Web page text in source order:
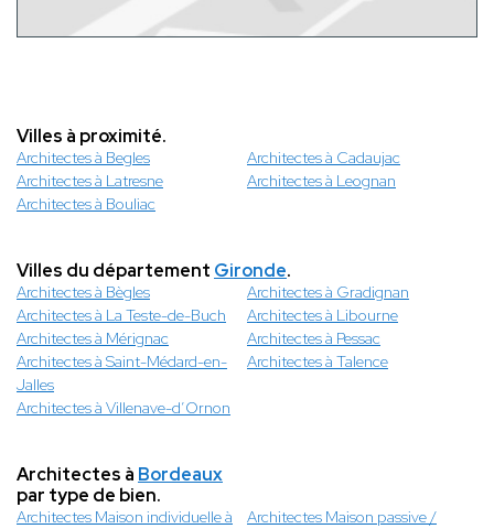
Villes à proximité.
Architectes à Begles
Architectes à Cadaujac
Architectes à Latresne
Architectes à Leognan
Architectes à Bouliac
Villes du département Gironde.
Architectes à Bègles
Architectes à Gradignan
Architectes à La Teste-de-Buch
Architectes à Libourne
Architectes à Mérignac
Architectes à Pessac
Architectes à Saint-Médard-en-
Jalles
Architectes à Talence
Architectes à Villenave-d’Ornon
Architectes à Bordeaux
par type de bien.
Architectes Maison individuelle à
Architectes Maison passive /